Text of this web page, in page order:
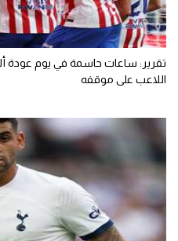
تقرير: ساعات حاسمة في يوم عودة
اللاعب على موقفه